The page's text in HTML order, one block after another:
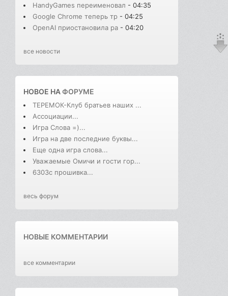
HandyGames переименовал - 04:35
Google Chrome теперь тр - 04:25
OpenAI приостановила ра - 04:20
все новости
НОВОЕ НАФОРУМЕ
ТЕРЕМОК-Клуб братьев наших ...
Ассоциации...
Игра Слова =)...
Игра на две последние буквы...
Еще одна игра слова...
Уважаемые Омичи и гости гор...
6303с прошивка...
весь форум
НОВЫЕ КОММЕНТАРИИ
все комментарии